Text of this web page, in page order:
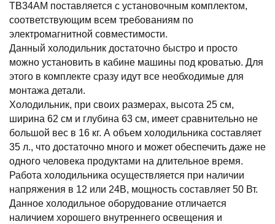
TB34AM поставляется с установочным комплектом,
соответствующим всем требованиям по
электромагнитной совместимости.
Данный холодильник достаточно быстро и просто
можно установить в кабине машины под кроватью. Для
этого в комплекте сразу идут все необходимые для
монтажа детали.
Холодильник, при своих размерах, высота 25 см,
ширина 62 см и глубина 63 см, имеет сравнительно не
большой вес в 16 кг. А объем холодильника составляет
35 л., что достаточно много и может обеспечить даже не
одного человека продуктами на длительное время.
Работа холодильника осуществляется при наличии
напряжения в 12 или 24В, мощность составляет 50 Вт.
Данное холодильное оборудование отличается
наличием хорошего внутреннего освещения и